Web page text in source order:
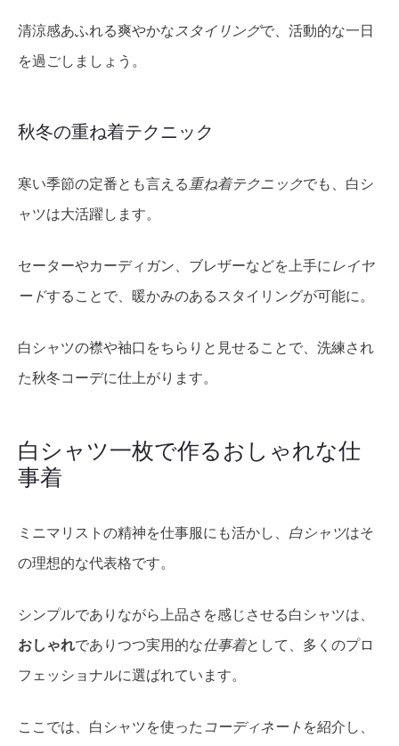
清涼感あふれる爽やかなスタイリングで、活動的な一日
を過ごしましょう。
秋冬の重ね着テクニック
寒い季節の定番とも言える重ね着テクニックでも、白シ
ャツは大活躍します。
セーターやカーディガン、ブレザーなどを上手にレイヤ
ードすることで、暖かみのあるスタイリングが可能に。
白シャツの襟や袖口をちらりと見せることで、洗練され
た秋冬コーデに仕上がります。
白シャツ一枚で作るおしゃれな仕
事着
ミニマリストの精神を仕事服にも活かし、 白シャツはそ
の理想的な代表格です。
シンプルでありながら上品さを感じさせる白シャツは、
おしゃれでありつつ実用的な仕事着として、多くのプロ
フェッショナルに選ばれています。
ここでは、白シャツを使ったコーディネート を紹介し、